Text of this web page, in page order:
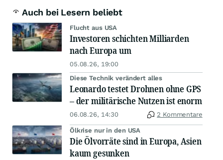
Auch bei Lesern beliebt
Flucht aus USA
Investoren schichten Milliarden
nach Europa um
05.08.26, 19:00
Diese Technik verändert alles
Leonardo testet Drohnen ohne GPS
– der militärische Nutzen ist enorm
06.08.26, 14:30 2 Kommentare
Ölkrise nur in den USA
Die Ölvorräte sind in Europa, Asien
kaum gesunken